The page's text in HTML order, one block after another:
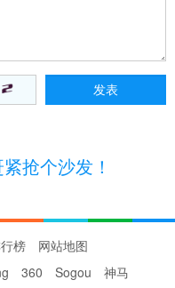
抢个沙发！
榜
网站地图
360 Sogou 神马